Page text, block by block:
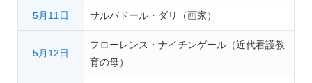
5月11日 サルバドール・ダリ（画家）
5月12日
フローレンス・ナイチンゲール（近代看護教
育の母）